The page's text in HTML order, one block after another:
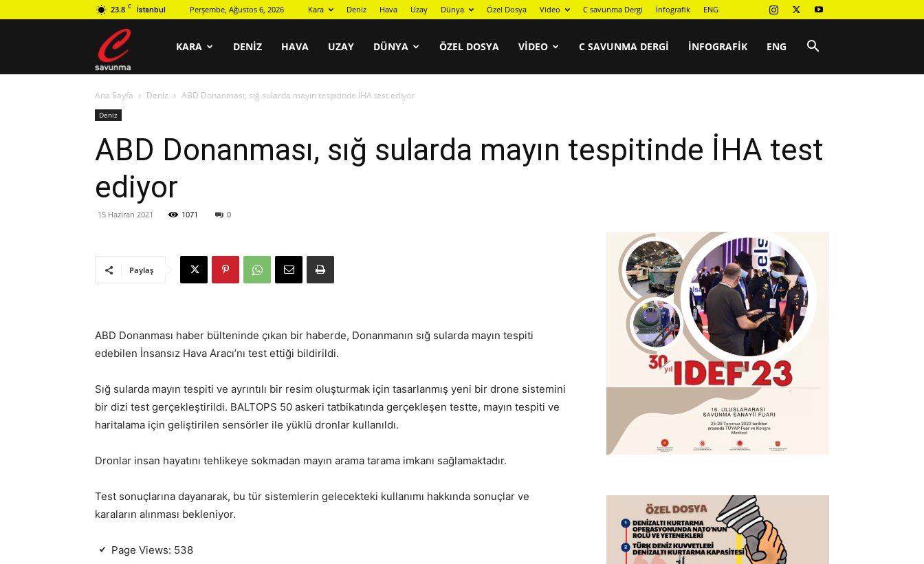
23.8 C İstanbul Perşembe, Ağustos 6, 2026 Kara Deniz Hava Uzay Dünya Özel Dosya Video C savunma Dergi İnfografik ENG
savunma
KARA DENIZ HAVA UZAY DÜNYA ÖZEL DOSYA VIDEO C SAVUNMA DERGI İNFOGRAFIK ENG
Ana Sayfa Deniz ABD Donanması, sığ sularda mayın tespitinde İHA test ediyor
Deniz
ABD Donanması, sığ sularda mayın tespitinde İHA test
ediyor
15 Haziran 2021 1071 0
Paylaş
ABD Donanması haber bülteninde çıkan bir haberde, Donanmanın sığ sularda mayın tespiti
edebilen İnsansız Hava Aracı’nı test ettiği bildirildi.
Sığ sularda mayın tespiti ve ayrıntılı bir resim oluşturmak için tasarlanmış yeni bir drone sistemini
bir dizi test gerçekleştirildi. BALTOPS 50 askeri tatbikatında gerçekleşen testte, mayın tespiti ve
haritalama için geliştirilen sensörler ile yüklü dronlar kullanıldı.
Dronlar insan hayatını tehlikeye sokmadan mayın arama tarama imkanı sağlamaktadır.
Test sonuçlarına dayanarak, bu tür sistemlerin gelecekteki kullanımı hakkında sonuçlar ve
karaların alınması bekleniyor.
Page Views: 538